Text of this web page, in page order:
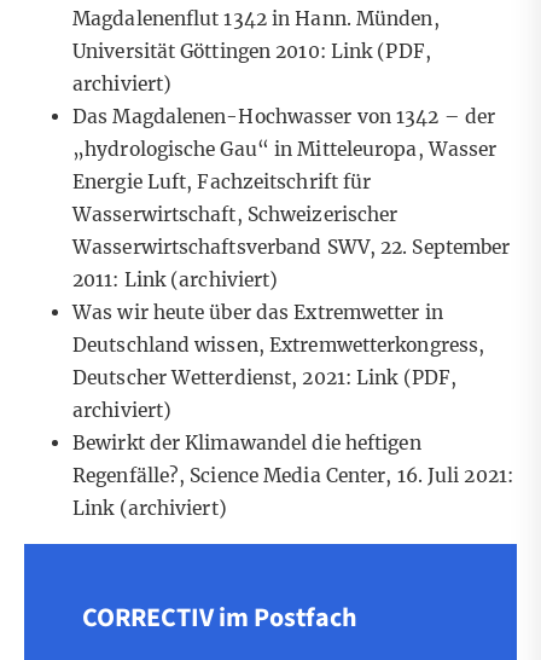
Magdalenenflut 1342 in Hann. Münden,
Universität Göttingen 2010: Link(PDF,
archiviert)
Das Magdalenen-Hochwasser von 1342 – der
„hydrologische Gau“ in Mitteleuropa, Wasser
Energie Luft,Fachzeitschrift für
Wasserwirtschaft, Schweizerischer
Wasserwirtschaftsverband SWV, 22. September
2011: Link(archiviert)
Was wir heute über das Extremwetter in
Deutschland wissen, Extremwetterkongress,
Deutscher Wetterdienst, 2021:Link(PDF,
archiviert)
Bewirkt der Klimawandel die heftigen
Regenfälle?, Science Media Center, 16. Juli 2021:
Link(archiviert)
CORRECTIV im Postfach